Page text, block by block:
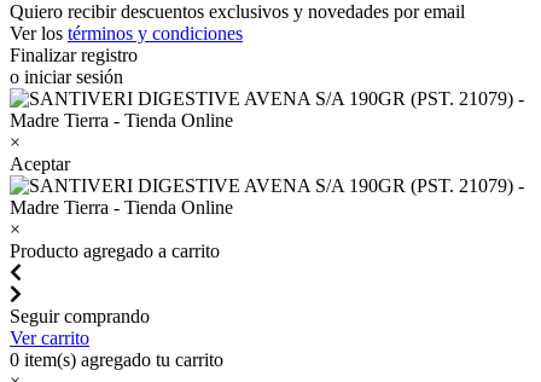
Quiero recibir descuentos exclusivos y novedades por email
Ver los términos y condiciones
Finalizar registro
o iniciar sesión
×
Aceptar
×
Producto agregado a carrito
Seguir comprando
Ver carrito
0 item(s) agregado tu carrito